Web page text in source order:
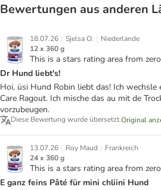
Bewertungen aus anderen
18.07.26 | Sjelsa O. | Niederlande
12 x 360 g
This is a stars rating area from
Dr Hund liebt's!
Hoi, üsi Hund Robin liebt das! Ich
Care Ragout. Ich mische das au mit de
vorzubeugen.
Diese Bewertung wurde übersetzt.Original
13.07.26 | Roy Maud | Frankreich
24 x 360 g
This is a stars rating area from
E ganz feins Pâté für mini chliini Hund